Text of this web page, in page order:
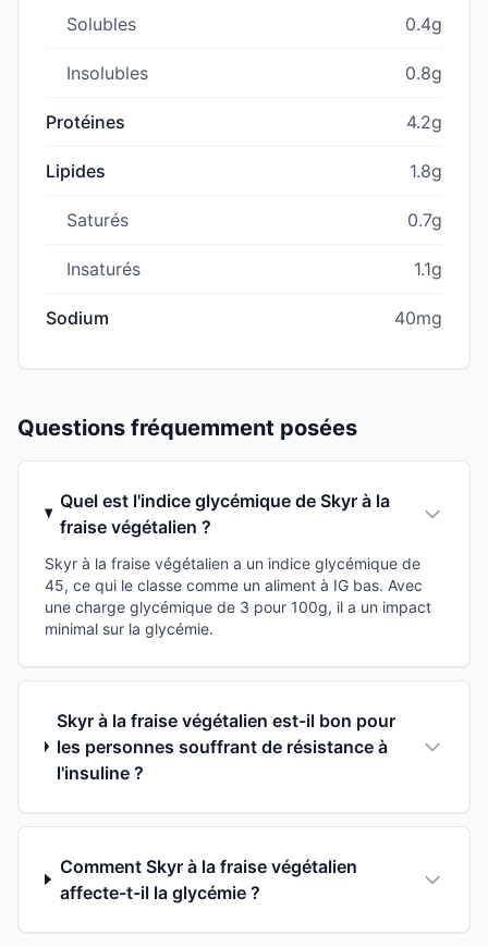
Solubles 0.4g
Insolubles 0.8g
Protéines 4.2g
Lipides 1.8g
Saturés 0.7g
Insaturés 1.1g
Sodium 40mg
Questions fréquemment posées
Quel est l'indice glycémique de Skyr à la
fraise végétalien ?
Skyr à la fraise végétalien a un indice glycémique de
45, ce qui le classe comme un aliment à IG bas. Avec
une charge glycémique de 3 pour 100g, il a un impact
minimal sur la glycémie.
Skyr à la fraise végétalien est-il bon pour
les personnes souffrant de résistance à
l'insuline ?
Comment Skyr à la fraise végétalien
affecte-t-il la glycémie ?